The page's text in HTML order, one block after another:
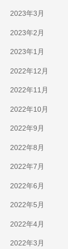
2023年3月
2023年2月
2023年1月
2022年12月
2022年11月
2022年10月
2022年9月
2022年8月
2022年7月
2022年6月
2022年5月
2022年4月
2022年3月